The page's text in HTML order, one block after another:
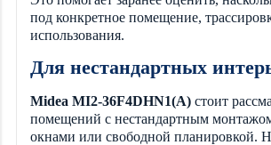
под конкретное помещение,
использования.
Для нестандартных
Midea MI2-36F4DHN1(A) стоит
помещений с нестандартным
окнами или свободной планировкой.